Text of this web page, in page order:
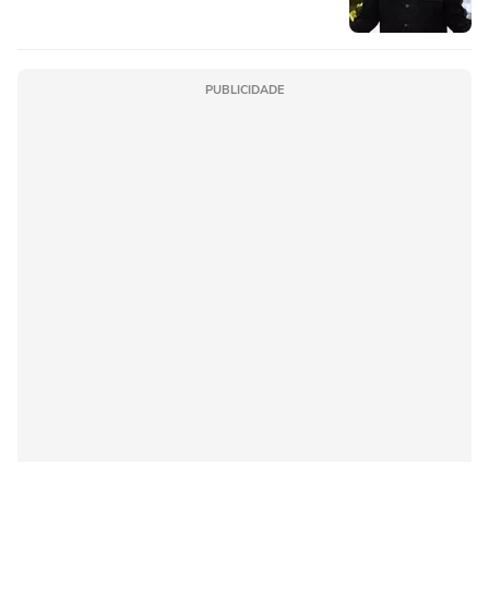
PUBLICIDADE